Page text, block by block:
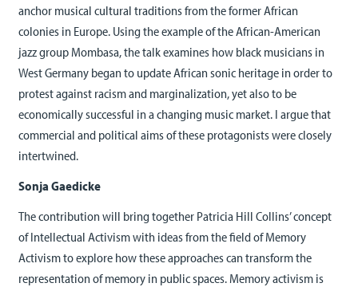
anchor musical cultural traditions from the former African
colonies in Europe. Using the example of the African-American
jazz group Mombasa, the talk examines how black musicians in
West Germany began to update African sonic heritage in order to
protest against racism and marginalization, yet also to be
economically successful in a changing music market. I argue that
commercial and political aims of these protagonists were closely
intertwined.
Sonja Gaedicke
The contribution will bring together Patricia Hill Collins’ concept
of Intellectual Activism with ideas from the field of Memory
Activism to explore how these approaches can transform the
representation of memory in public spaces. Memory activism is